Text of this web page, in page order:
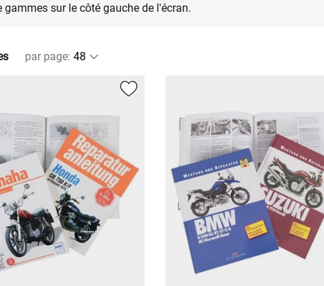
sur le côté gauche de l'écran.
par page: